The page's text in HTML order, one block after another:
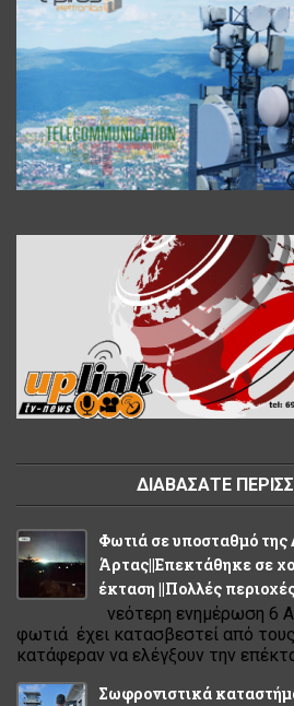
ΔΙΑΒΑΣΑΤΕ
Φωτιά σε υποσταθμό
Άρτας||Επεκτάθηκε σε
έκταση ||Πολλές
νεότερη ενημέρωση 6
φωτιά έχει κατασβεστεί από
κατάφεραν να ελέγξουν την
Σωφρονιστικά